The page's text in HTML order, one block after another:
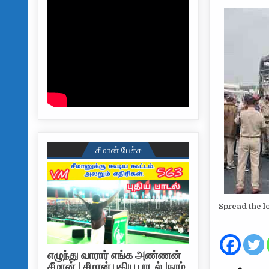
Spread the
சீமான் பேச்சு
எழுந்து வாரார் எங்க அண்ணன்
சீமான் | சீமான் புதிய பாடல் |நாம்